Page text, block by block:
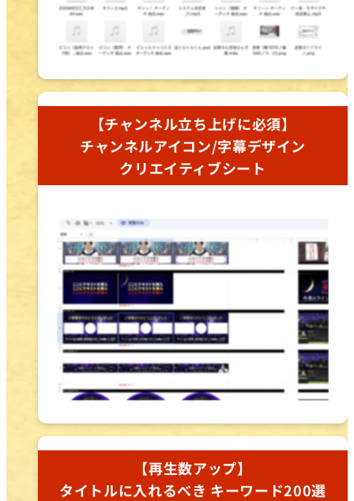
【チャンネル立ち上げに必須】
チャンネルアイコン/字幕デザイン
クリエイティブシート
【再生数アップ】
タイトルに入れるべき キーワード200選